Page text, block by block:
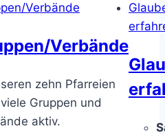
Verbände
Verbände
zehn Pfarreien
Gruppen und
aktiv.